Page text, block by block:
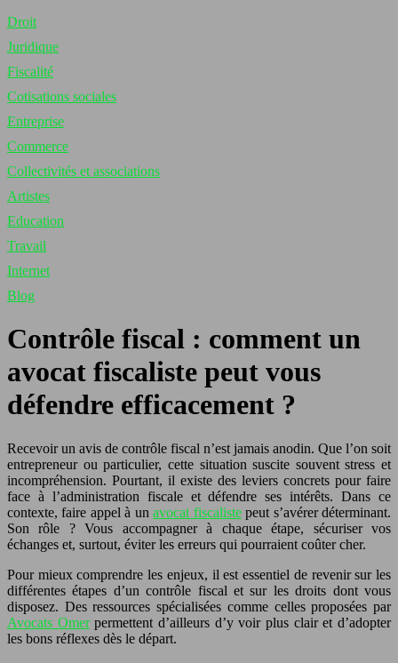
Droit
Juridique
Fiscalité
Cotisations sociales
Entreprise
Commerce
Collectivités et associations
Artistes
Education
Travail
Internet
Blog
Contrôle fiscal : comment un
avocat fiscaliste peut vous
défendre efficacement ?
Recevoir un avis de contrôle fiscal n’est jamais anodin. Que l’on soit
entrepreneur ou particulier, cette situation suscite souvent stress et
incompréhension. Pourtant, il existe des leviers concrets pour faire
face à l’administration fiscale et défendre ses intérêts. Dans ce
contexte, faire appel à unavocat fiscalistepeut s’avérer déterminant.
Son rôle ? Vous accompagner à chaque étape, sécuriser vos
échanges et, surtout, éviter les erreurs qui pourraient coûter cher.
Pour mieux comprendre les enjeux, il est essentiel de revenir sur les
différentes étapes d’un contrôle fiscal et sur les droits dont vous
disposez. Des ressources spécialisées comme celles proposées par
Avocats Omerpermettent d’ailleurs d’y voir plus clair et d’adopter
les bons réflexes dès le départ.